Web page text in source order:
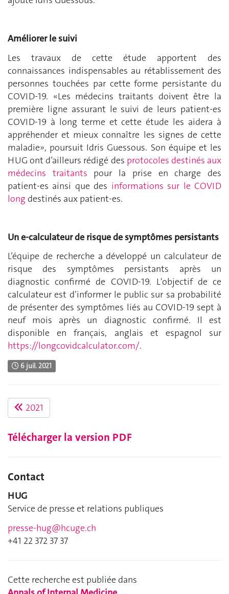
Améliorer le suivi
Les travaux de cette étude apportent des
connaissances indispensables au rétablissement des
personnes touchées par cette forme persistante du
COVID-19. «Les médecins traitants doivent être la
première ligne assurant le suivi de leurs patient-es
COVID-19 à long terme et cette étude les aidera à
appréhender et mieux connaître les signes de cette
maladie», poursuit Idris Guessous. Son équipe et les
HUG ont d’ailleurs rédigé des protocoles destinés aux
médecins traitants pour la prise en charge des
patient-es ainsi que des informations sur le COVID
long destinés aux patient-es.
Un e-calculateur de risque de symptômes persistants
L’équipe de recherche a développé un calculateur de
risque des symptômes persistants après un
diagnostic confirmé de COVID-19. L'objectif de ce
calculateur est d’informer le public sur sa probabilité
de présenter des symptômes liés au COVID-19 sept à
neuf mois après un diagnostic confirmé. Il est
disponible en français, anglais et espagnol sur
https://longcovidcalculator.com/.
6 juil. 2021
2021
Télécharger la version PDF
Contact
HUG
Service de presse et relations publiques
presse-hug@hcuge.ch
+41 22 372 37 37
Cette recherche est publiée dans